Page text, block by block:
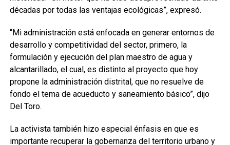
décadas por todas las ventajas ecológicas”, expresó.
“Mi administración está enfocada en generar entornos de
desarrollo y competitividad del sector, primero, la
formulación y ejecución del plan maestro de agua y
alcantarillado, el cual, es distinto al proyecto que hoy
propone la administración distrital, que no resuelve de
fondo el tema de acueducto y saneamiento básico”, dijo
Del Toro.
La activista también hizo especial énfasis en que es
importante recuperar la gobernanza del territorio urbano y